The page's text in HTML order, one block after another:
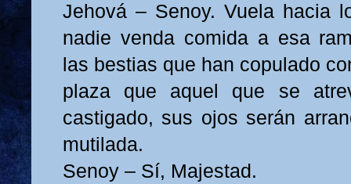
Jehová – Senoy. Vuela hacia
nadie venda comida a esa
las bestias que han copulado
plaza que aquel que se
castigado, sus ojos serán
mutilada.
Senoy – Sí, Majestad.